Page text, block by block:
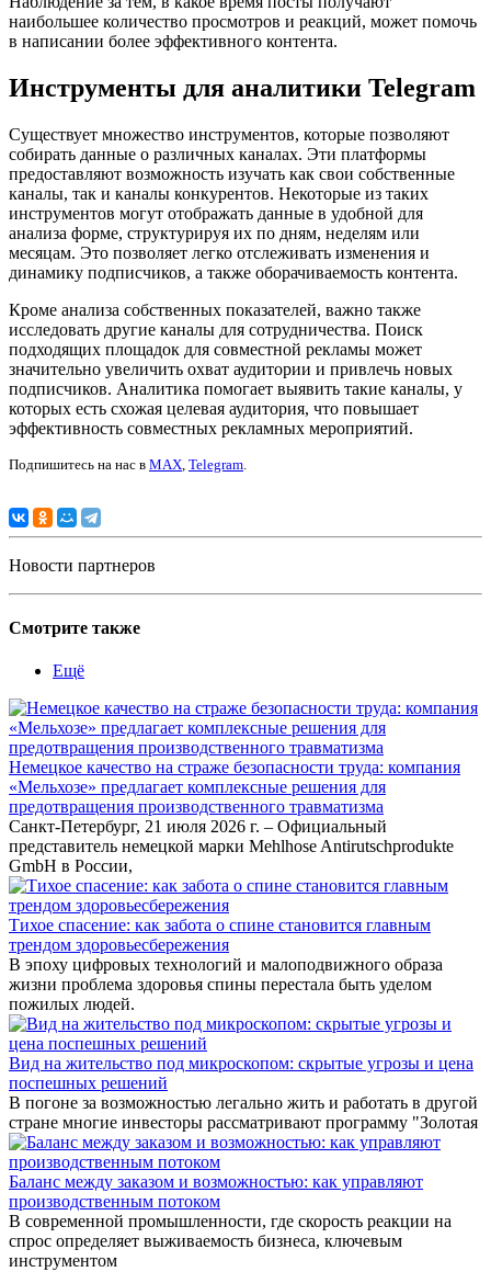
наибольшее количество просмотров и реакций, может помочь
в написании более эффективного контента.
Инструменты для аналитики Telegram
Существует множество инструментов, которые позволяют
собирать данные о различных каналах. Эти платформы
предоставляют возможность изучать как свои собственные
каналы, так и каналы конкурентов. Некоторые из таких
инструментов могут отображать данные в удобной для
анализа форме, структурируя их по дням, неделям или
месяцам. Это позволяет легко отслеживать изменения и
динамику подписчиков, а также оборачиваемость контента.
Кроме анализа собственных показателей, важно также
исследовать другие каналы для сотрудничества. Поиск
подходящих площадок для совместной рекламы может
значительно увеличить охват аудитории и привлечь новых
подписчиков. Аналитика помогает выявить такие каналы, у
которых есть схожая целевая аудитория, что повышает
эффективность совместных рекламных мероприятий.
Подпишитесь на нас в MAX Telegram
Новости партнеров
Смотрите также
Ещё
Немецкое качество на страже безопасности труда: компания
«Мельхозе» предлагает комплексные решения для
предотвращения производственного травматизма
Санкт-Петербург, 21 июля 2026 г. – Официальный
представитель немецкой марки Mehlhose Antirutschprodukte
GmbH в России,
Тихое спасение: как забота о спине становится главным
трендом здоровьесбережения
В эпоху цифровых технологий и малоподвижного образа
жизни проблема здоровья спины перестала быть уделом
пожилых людей.
Вид на жительство под микроскопом: скрытые угрозы и цена
поспешных решений
В погоне за возможностью легально жить и работать в другой
стране многие инвесторы рассматривают программу "Золотая
Баланс между заказом и возможностью: как управляют
производственным потоком
В современной промышленности, где скорость реакции на
спрос определяет выживаемость бизнеса, ключевым
инструментом